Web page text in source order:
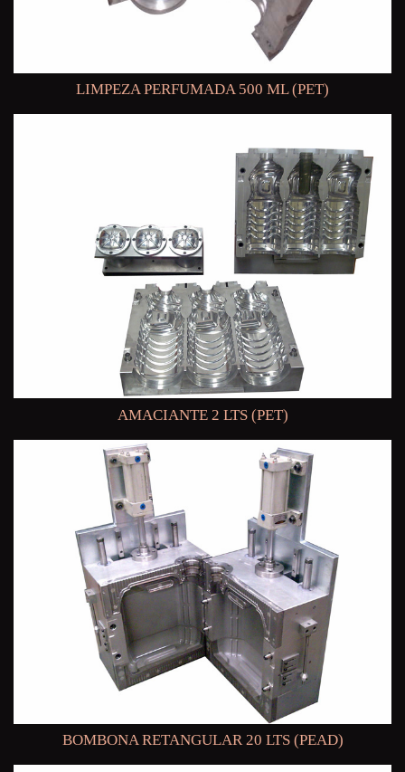
LIMPEZA PERFUMADA 500 ML (PET)
AMACIANTE 2 LTS (PET)
BOMBONA RETANGULAR 20 LTS (PEAD)